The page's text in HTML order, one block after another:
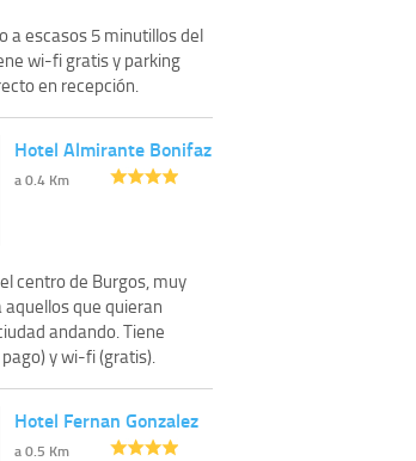
a escasos 5 minutillos del
wi-fi gratis y parking
en recepción.
Hotel Almirante Bonifaz
a 0.4 Km
centro de Burgos, muy
que quieran
andando. Tiene
y wi-fi (gratis).
Hotel Fernan Gonzalez
a 0.5 Km